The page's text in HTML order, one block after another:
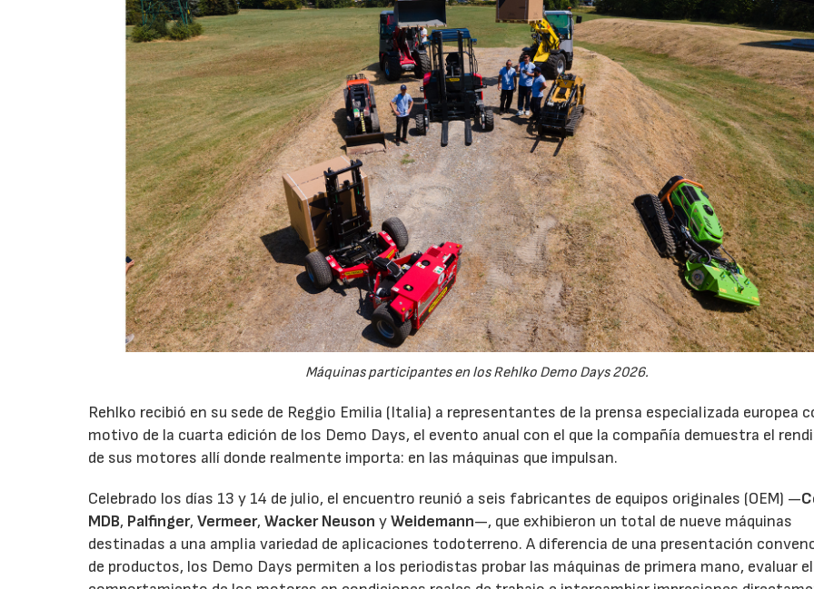
Máquinas participantes en los Rehlko Demo Days 2026.
Rehlko recibió en su sede de Reggio Emilia (Italia) a representantes de la prensa especializada europea
motivo de la cuarta edición de los Demo Days, el evento anual con el que la compañía demuestra el
de sus motores allí donde realmente importa: en las máquinas que impulsan.
Celebrado los días 13 y 14 de julio, el encuentro reunió a seis fabricantes de equipos originales (OEM) —
MDB, Palfinger,Vermeer,Wacker Neuson yWeidemann—, que exhibieron un total de nueve máquinas
destinadas a una amplia variedad de aplicaciones todoterreno. A diferencia de una presentación
de productos, los Demo Days permiten a los periodistas probar las máquinas de primera mano, evaluar el